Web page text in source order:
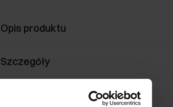
Opis produktu
Szczegóły